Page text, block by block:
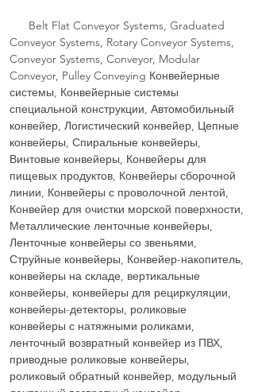
Belt Flat Conveyor Systems, Graduated
Conveyor Systems, Rotary Conveyor Systems,
Conveyor Systems, Conveyor, Modular
Conveyor, Pulley Conveying Конвейерные
системы, Конвейерные системы
специальной конструкции, Автомобильный
конвейер, Логистический конвейер, Цепные
конвейеры, Спиральные конвейеры,
Винтовые конвейеры, Конвейеры для
пищевых продуктов, Конвейеры сборочной
линии, Конвейеры с проволочной лентой,
Конвейер для очистки морской поверхности,
Металлические ленточные конвейеры,
Ленточные конвейеры со звеньями,
Струйные конвейеры, Конвейер-накопитель,
конвейеры на складе, вертикальные
конвейеры, конвейеры для рециркуляции,
конвейеры-детекторы, роликовые
конвейеры с натяжными роликами,
ленточный возвратный конвейер из ПВХ,
приводные роликовые конвейеры,
роликовый обратный конвейер, модульный